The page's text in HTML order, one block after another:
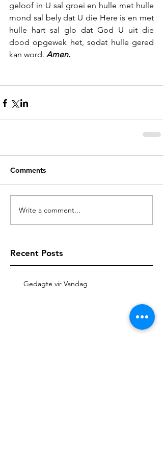
geloof in U sal groei en hulle met hulle
mond sal bely dat U die Here is en met
hulle hart sal glo dat God U uit die
dood opgewek het, sodat hulle gered
kan word. Amen.
Comments
Write a comment...
Recent Posts
Gedagte vir Vandag